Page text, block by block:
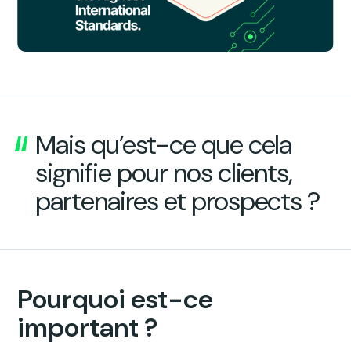
Mais qu’est-ce que cela
signifie pour nos clients,
partenaires et prospects ?
Pourquoi est-ce
important ?